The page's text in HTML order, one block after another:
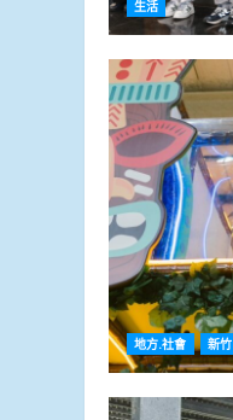
生活
地方.社會 新竹